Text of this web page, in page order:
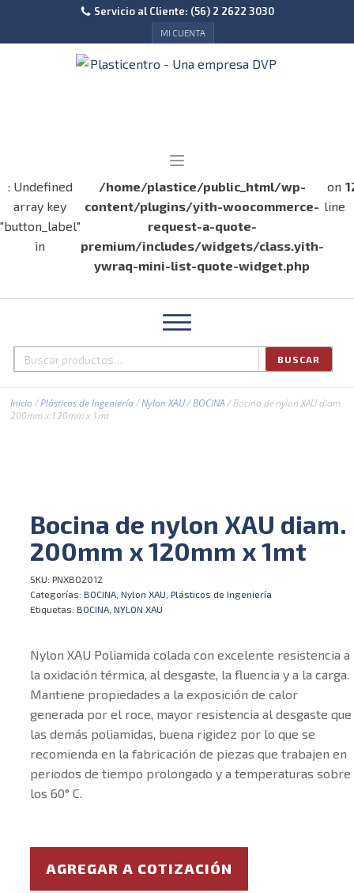
Servicio al Cliente: (56) 2 2622 3030
MI CUENTA
: Undefined
array key
"button_label"
in
/home/plastice/public_html/wp-
content/plugins/yith-woocommerce-
request-a-quote-
premium/includes/widgets/class.yith-
ywraq-mini-list-quote-widget.php
on
line
Buscar
BUSCAR
Inicio/Plásticos de Ingeniería/Nylon XAU/BOCINA/ Bocina de nylon XAU diam.
200mm x 120mm x 1mt
Bocina de nylon XAU diam.
200mm x 120mm x 1mt
SKU: PNXBO2012
Categorías: BOCINA Nylon XAU Plásticos de Ingeniería
Etiquetas: BOCINA NYLON XAU
Nylon XAU Poliamida colada con excelente resistencia a
la oxidación térmica, al desgaste, la fluencia y a la carga.
Mantiene propiedades a la exposición de calor
generada por el roce, mayor resistencia al desgaste que
las demás poliamidas, buena rigidez por lo que se
recomienda en la fabricación de piezas que trabajen en
periodos de tiempo prolongado y a temperaturas sobre
los 60° C.
AGREGAR A COTIZACIÓN